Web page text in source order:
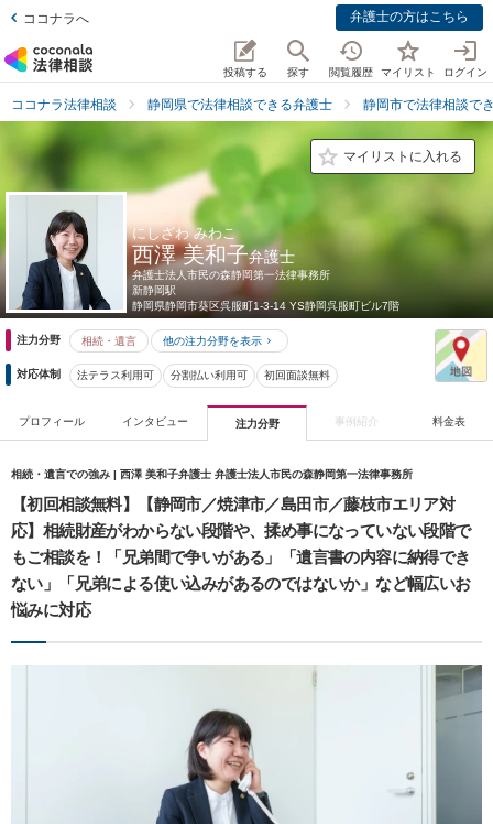
ココナラへ 弁護士の方はこちら
投稿する 探す 閲覧履歴 マイリスト ログイン
ココナラ法律相談 静岡県で法律相談できる弁護士 静岡市で法律相談で
マイリストに入れる
にしざわ みわこ
西澤 美和子弁護士
弁護士法人市民の森静岡第一法律事務所
新静岡駅
静岡県静岡市葵区呉服町1-3-14 YS静岡呉服町ビル7階
注力分野 相続・遺言 他の注力分野を表示
対応体制 法テラス利用可 分割払い利用可 初回面談無料
プロフィール インタビュー 注力分野 事例紹介 料金表
相続・遺言での強み | 西澤 美和子弁護士 弁護士法人市民の森静岡第一法律事務所
【初回相談無料】【静岡市／焼津市／島田市／藤枝市エリア対
応】相続財産がわからない段階や、揉め事になっていない段階で
もご相談を！「兄弟間で争いがある」「遺言書の内容に納得でき
ない」「兄弟による使い込みがあるのではないか」など幅広いお
悩みに対応